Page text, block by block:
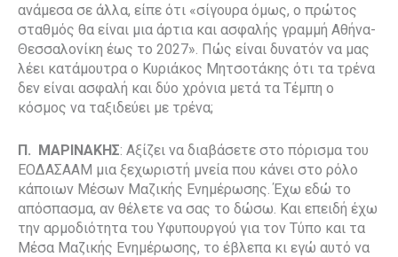
ανάμεσα σε άλλα, είπε ότι «σίγουρα όμως, ο πρώτος
σταθμός θα είναι μια άρτια και ασφαλής γραμμή Αθήνα-
Θεσσαλονίκη έως το 2027». Πώς είναι δυνατόν να μας
λέει κατάμουτρα ο Κυριάκος Μητσοτάκης ότι τα τρένα
δεν είναι ασφαλή και δύο χρόνια μετά τα Τέμπη ο
κόσμος να ταξιδεύει με τρένα;
Π. ΜΑΡΙΝΑΚΗΣ: Αξίζει να διαβάσετε στο πόρισμα του
ΕΟΔΑΣΑΑΜ μια ξεχωριστή μνεία που κάνει στο ρόλο
κάποιων Μέσων Μαζικής Ενημέρωσης. Έχω εδώ το
απόσπασμα, αν θέλετε να σας το δώσω. Και επειδή έχω
την αρμοδιότητα του Υφυπουργού για τον Τύπο και τα
Μέσα Μαζικής Ενημέρωσης, το έβλεπα κι εγώ αυτό να